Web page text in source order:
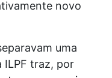
novo
uma
ILPF traz, por